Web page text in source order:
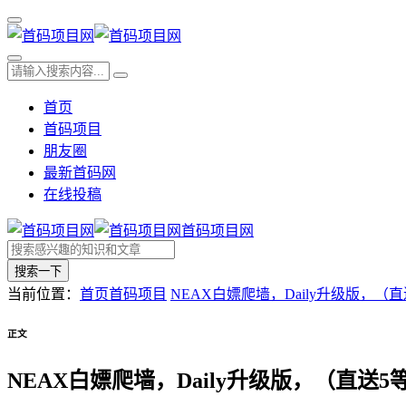
首页
首码项目
朋友圈
最新首码网
在线投稿
首码项目网
搜索一下
当前位置： 首页首码项目 NEAX白嫖爬墙，Daily升级版，（直
正文
NEAX白嫖爬墙，Daily升级版，（直送5等